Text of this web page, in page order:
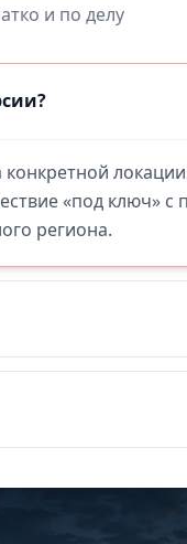
и по делу
«под
региона.